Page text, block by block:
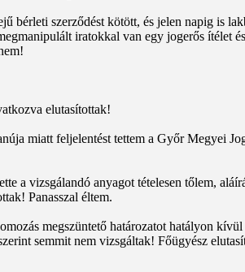
szerződést kötött, és jelen napig is
iratokkal van egy jogerős ítélet
elutasítottak!
miatt feljelentést tettem a Győr Megyei
a vizsgálandó anyagot tételesen tőlem,
Panasszal éltem.
megszüntető határozatot hatályon
semmit nem vizsgáltak! Főügyész